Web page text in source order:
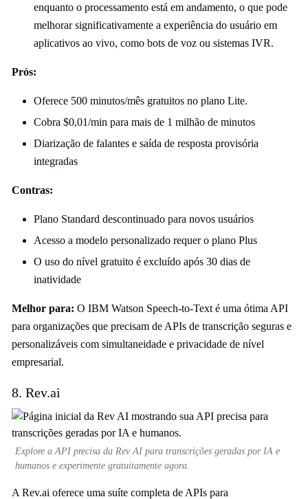
enquanto o processamento está em andamento, o que pode
melhorar significativamente a experiência do usuário em
aplicativos ao vivo, como bots de voz ou sistemas IVR.
Prós:
Oferece 500 minutos/mês gratuitos no plano Lite.
Cobra $0,01/min para mais de 1 milhão de minutos
Diarização de falantes e saída de resposta provisória
integradas
Contras:
Plano Standard descontinuado para novos usuários
Acesso a modelo personalizado requer o plano Plus
O uso do nível gratuito é excluído após 30 dias de
inatividade
Melhor para: O IBM Watson Speech-to-Text é uma ótima API
para organizações que precisam de APIs de transcrição seguras e
personalizáveis com simultaneidade e privacidade de nível
empresarial.
8. Rev.ai
Explore a API precisa da Rev AI para transcrições geradas por IA e
humanos e experimente gratuitamente agora.
A Rev.ai oferece uma suíte completa de APIs para